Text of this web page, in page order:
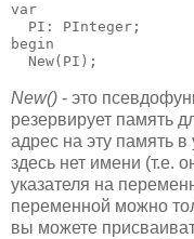
var
  PI: PInteger;
begin
  New(PI);
New() - это
резервирует память
адрес на эту память в
здесь нет имени (т.е.
указателя на
переменной можно
вы можете